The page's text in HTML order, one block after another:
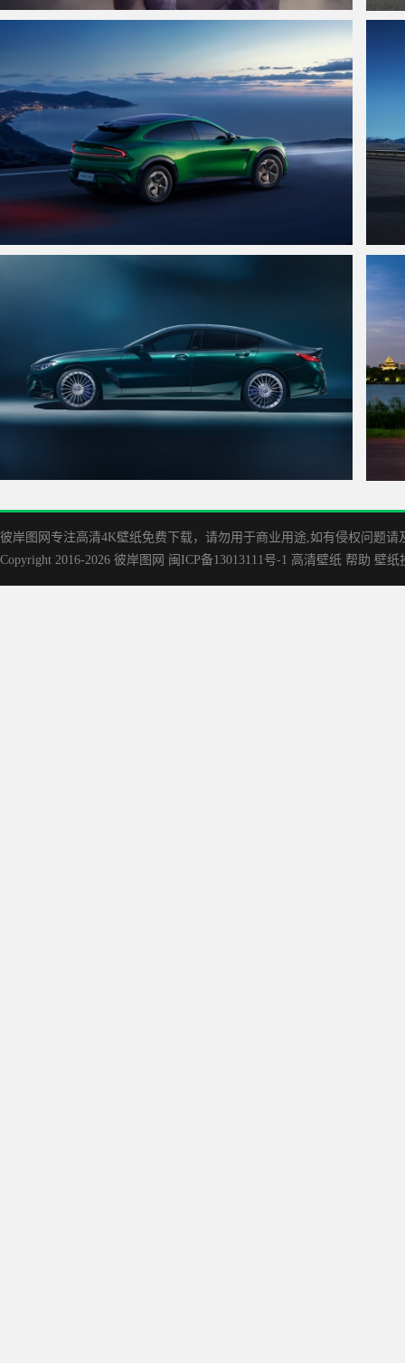
仙侠凌仙 紫色长卷发美女 古风古典 4K壁纸
小米
3840x2160
彼岸图网专注高清4K壁纸免费下载，请勿用于商业用途,如有侵权问题
Copyright 2016-2026 彼岸图网 闽ICP备13013111号-1 高清壁纸 帮助 壁纸